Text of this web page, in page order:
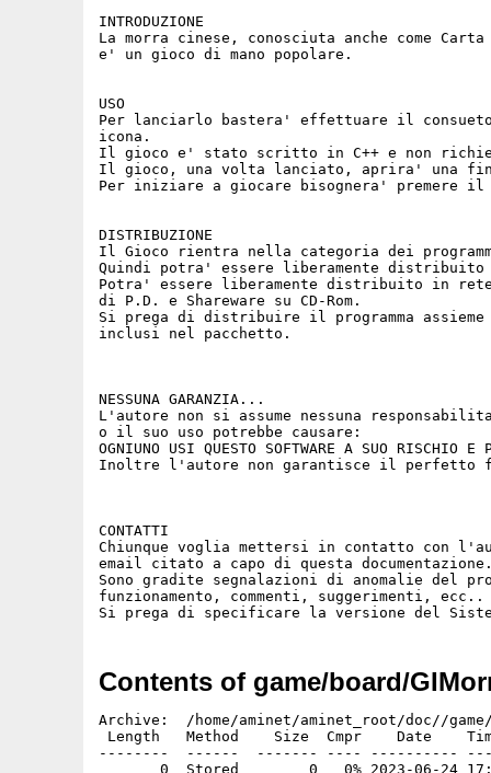
INTRODUZIONE
La morra cinese, conosciuta anche come
e' un gioco di mano popolare.
USO
Per lanciarlo bastera' effettuare il
icona.
Il gioco e' stato scritto in C++ e non
Il gioco, una volta lanciato, aprira' una
Per iniziare a giocare bisognera' premere il
DISTRIBUZIONE
Il Gioco rientra nella categoria dei programmi
Quindi potra' essere liberamente distribuito
Potra' essere liberamente distribuito in
di P.D. e Shareware su CD-Rom.
Si prega di distribuire il programma
inclusi nel pacchetto.
NESSUNA GARANZIA...
L'autore non si assume nessuna
o il suo uso potrebbe causare:
OGNIUNO USI QUESTO SOFTWARE A SUO RISCHIO
Inoltre l'autore non garantisce il perfetto
CONTATTI
Chiunque voglia mettersi in contatto con
email citato a capo di questa
Sono gradite segnalazioni di anomalie del
funzionamento, commenti, suggerimenti, ecc..
Contents of game/board/
Archive:  /home/aminet/aminet_root/doc//
Length   Method    Size  Cmpr    Date
--------  ------  ------- ---- ----------
0  Stored        0   0% 2023-06-24